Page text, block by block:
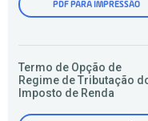
PDF PARA IMPRESSÃO
Termo de Opção de
Regime de Tributação
Imposto de Renda